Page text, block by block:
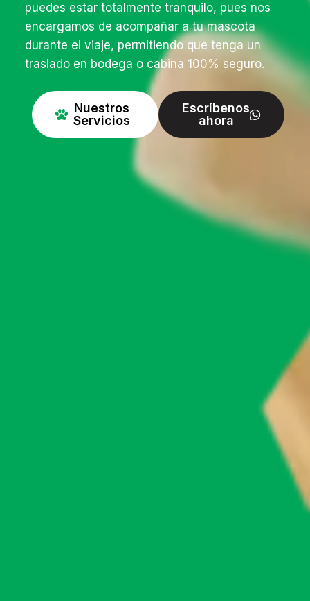
puedes estar totalmente tranquilo, pues nos
encargamos de acompañar a tu mascota
durante el viaje, permitiendo que tenga un
traslado en bodega o cabina 100% seguro.
Nuestros
Servicios
Escríbenos
ahora